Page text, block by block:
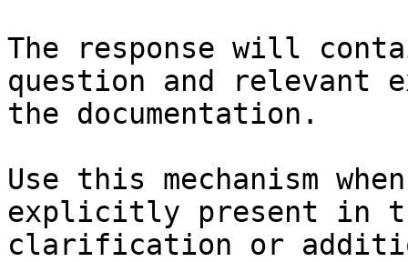
The response will
question and relevant
the documentation.
Use this mechanism
explicitly present in
clarification or